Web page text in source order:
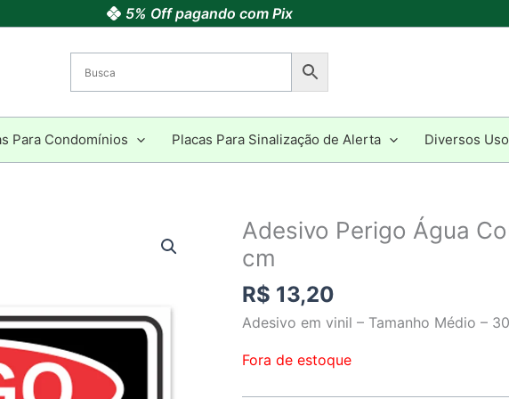
5% Off pagando com Pix
Para Condomínios Placas Para Sinalização de Alerta Diversos
Adesivo Perigo Água
cm
R$ 13,20
Adesivo em vinil – Tamanho Médio –
Fora de estoque